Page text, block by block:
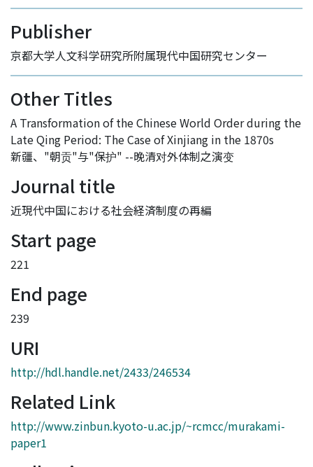
Publisher
京都大学人文科学研究所附属現代中国研究センター
Other Titles
A Transformation of the Chinese World Order during the
Late Qing Period: The Case of Xinjiang in the 1870s
新疆、"朝贡"与"保护" --晚清对外体制之演变
Journal title
近現代中国における社会経済制度の再編
Start page
221
End page
239
URI
http://hdl.handle.net/2433/246534
Related Link
http://www.zinbun.kyoto-u.ac.jp/~rcmcc/murakami-
paper1